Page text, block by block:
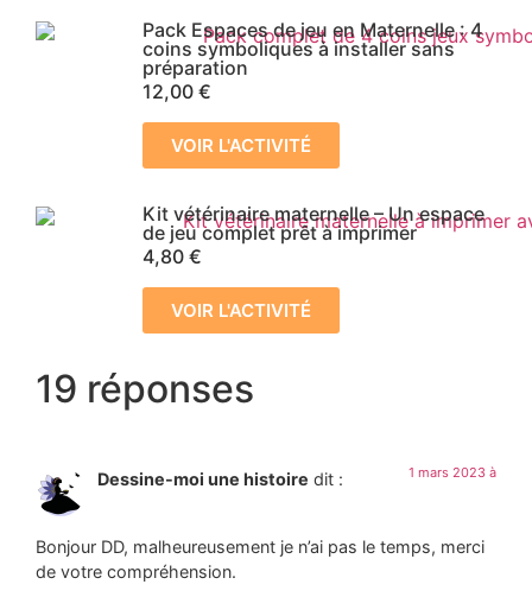
Pack Espaces de jeu en Maternelle : 4
coins symboliques à installer sans
préparation
12,00 €
VOIR L'ACTIVITÉ
Kit vétérinaire maternelle – Un espace
de jeu complet prêt à imprimer
4,80 €
VOIR L'ACTIVITÉ
19 réponses
Dessine-moi une histoire dit : 1 mars 2023 à
Bonjour DD, malheureusement je n’ai pas le temps, merci
de votre compréhension.